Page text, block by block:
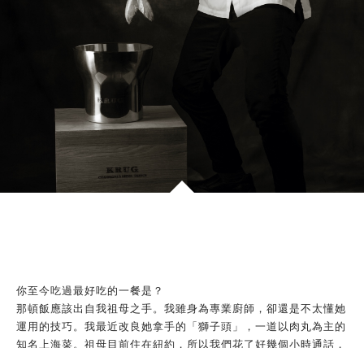
你至今吃過最好吃的一餐是？
那頓飯應該出自我祖母之手。我雖身為專業廚師，卻還是不太懂她
運用的技巧。我最近改良她拿手的「獅子頭」，一道以肉丸為主的
知名上海菜。祖母目前住在紐約，所以我們花了好幾個小時通話，